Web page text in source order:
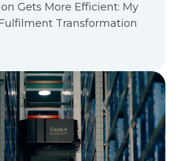
Gets More Efficient: My
Transformation